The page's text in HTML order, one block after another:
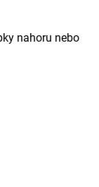
nahoru nebo